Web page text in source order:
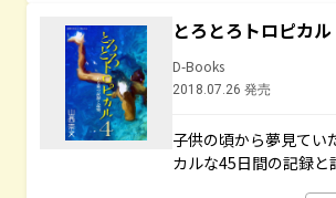
とろとろトロピカ
D-Books
2018.07.26 発売
子供の頃から夢見てい
カルな45日間の記録と